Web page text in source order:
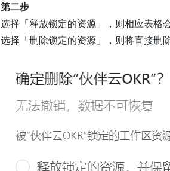
第二步
选择「释放锁定的资源」，则相应表格
选择「删除锁定的资源」，则将直接删